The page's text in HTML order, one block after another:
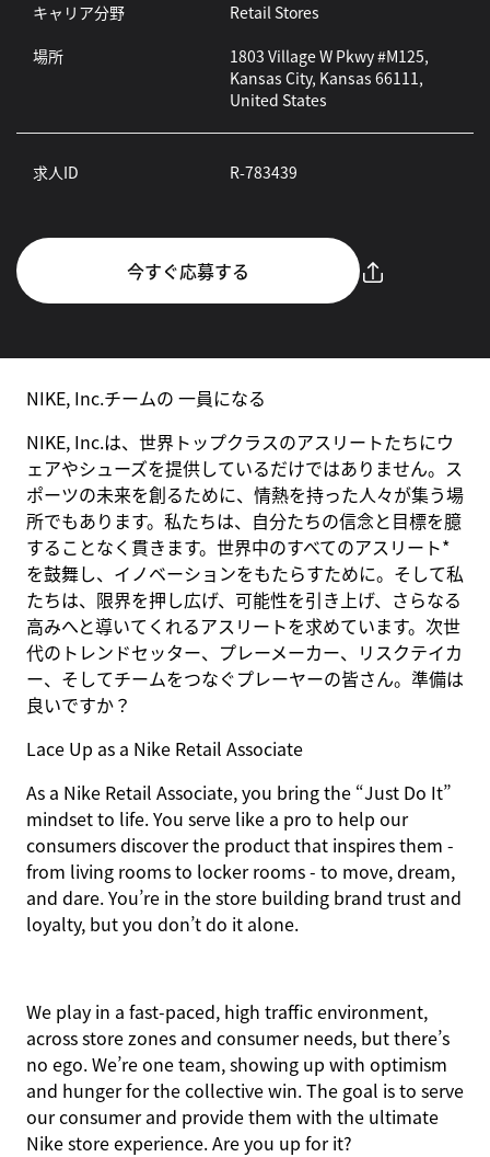
キャリア分野
Retail Stores
場所
1803 Village W Pkwy #M125,
Kansas City, Kansas 66111,
United States
求人ID R-783439
今すぐ応募する
NIKE, Inc.チームの 一員になる
NIKE, Inc.は、世界トップクラスのアスリートたちにウ
ェアやシューズを提供しているだけではありません。ス
ポーツの未来を創るために、情熱を持った人々が集う場
所でもあります。私たちは、自分たちの信念と目標を臆
することなく貫きます。世界中のすべてのアスリート*
を鼓舞し、イノベーションをもたらすために。そして私
たちは、限界を押し広げ、可能性を引き上げ、さらなる
高みへと導いてくれるアスリートを求めています。次世
代のトレンドセッター、プレーメーカー、リスクテイカ
ー、そしてチームをつなぐプレーヤーの皆さん。準備は
良いですか？
Lace Up as a Nike Retail Associate
As a Nike Retail Associate, you bring the “Just Do It”
mindset to life. You serve like a pro to help our
consumers discover the product that inspires them -
from living rooms to locker rooms - to move, dream,
and dare. You’re in the store building brand trust and
loyalty, but you don’t do it alone.
We play in a fast-paced, high traffic environment,
across store zones and consumer needs, but there’s
no ego. We’re one team, showing up with optimism
and hunger for the collective win. The goal is to serve
our consumer and provide them with the ultimate
Nike store experience. Are you up for it?